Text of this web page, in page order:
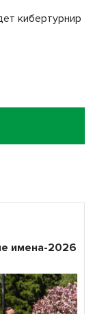
кибертурнир
имена-2026